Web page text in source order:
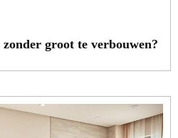
groot te verbouwen?